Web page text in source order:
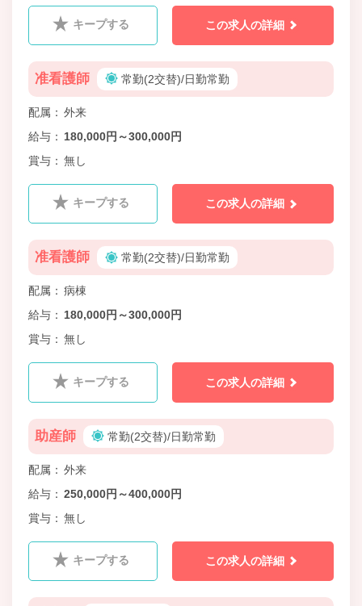
キープする この求人の詳細
准看護師 常勤(2交替)/日勤常勤
配属
外来
給与
180,000円～300,000円
賞与
無し
キープする この求人の詳細
准看護師 常勤(2交替)/日勤常勤
配属
病棟
給与
180,000円～300,000円
賞与
無し
キープする この求人の詳細
助産師 常勤(2交替)/日勤常勤
配属
外来
給与
250,000円～400,000円
賞与
無し
キープする この求人の詳細